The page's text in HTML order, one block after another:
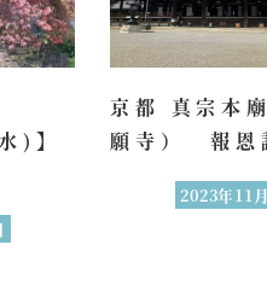
)】
京都 真宗本
願寺） 報恩
2023年11